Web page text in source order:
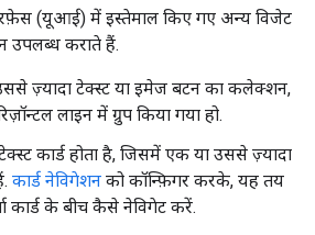
(यूआई) में इस्तेमाल किए गए अन्य विजेट
कराते हैं.
ज़्यादा टेक्स्ट या इमेज बटन का कलेक्शन,
लाइन में ग्रुप किया गया हो.
कार्ड होता है, जिसमें एक या उससे ज़्यादा
कार्ड नेविगेशन को कॉन्फ़िगर करके, यह तय
कार्ड के बीच कैसे नेविगेट करें.